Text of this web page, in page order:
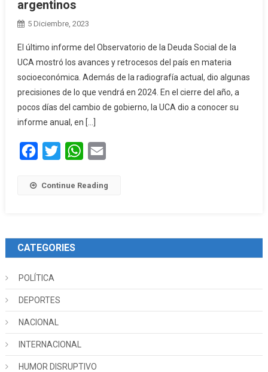
argentinos
5 Diciembre, 2023
El último informe del Observatorio de la Deuda Social de la
UCA mostró los avances y retrocesos del país en materia
socioeconómica. Además de la radiografía actual, dio algunas
precisiones de lo que vendrá en 2024. En el cierre del año, a
pocos días del cambio de gobierno, la UCA dio a conocer su
informe anual, en […]
Facebook
Twitter WhatsApp
Continue Reading
CATEGORIES
POLÍTICA
DEPORTES
NACIONAL
INTERNACIONAL
HUMOR DISRUPTIVO